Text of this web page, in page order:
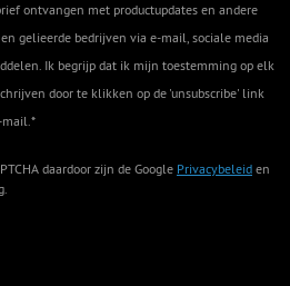
ontvangen met productupdates en andere
gelieerde bedrijven via e-mail, sociale media
Ik begrijp dat ik mijn toestemming op elk
door te klikken op de 'unsubscribe' link
mail.*
daardoor zijn de Google Privacybeleid en